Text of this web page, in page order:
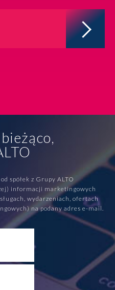
spółek z Grupy ALTO
informacji marketingowych
wydarzeniach, ofertach
na podany adres e-mail.